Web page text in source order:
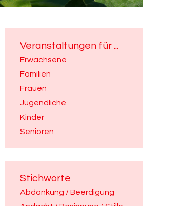
Veranstaltungen für ...
Erwachsene
Familien
Frauen
Jugendliche
Kinder
Senioren
Stichworte
Abdankung / Beerdigung